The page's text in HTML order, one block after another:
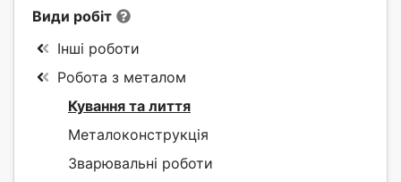
Види робіт
Інші роботи
Робота з металом
Кування та лиття
Металоконструкція
Зварювальні роботи